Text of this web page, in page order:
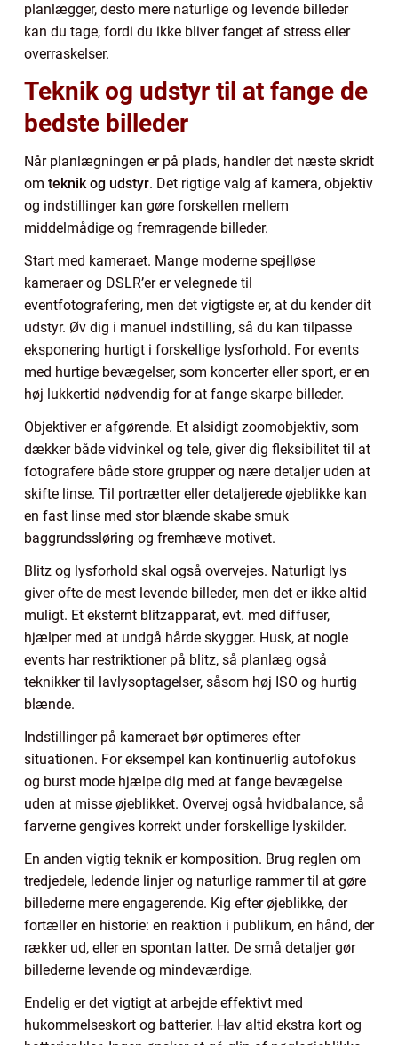
planlægger, desto mere naturlige og levende billeder
kan du tage, fordi du ikke bliver fanget af stress eller
overraskelser.
Teknik og udstyr til at fange de
bedste billeder
Når planlægningen er på plads, handler det næste skridt
om teknik og udstyr. Det rigtige valg af kamera, objektiv
og indstillinger kan gøre forskellen mellem
middelmådige og fremragende billeder.
Start med kameraet. Mange moderne spejlløse
kameraer og DSLR’er er velegnede til
eventfotografering, men det vigtigste er, at du kender dit
udstyr. Øv dig i manuel indstilling, så du kan tilpasse
eksponering hurtigt i forskellige lysforhold. For events
med hurtige bevægelser, som koncerter eller sport, er en
høj lukkertid nødvendig for at fange skarpe billeder.
Objektiver er afgørende. Et alsidigt zoomobjektiv, som
dækker både vidvinkel og tele, giver dig fleksibilitet til at
fotografere både store grupper og nære detaljer uden at
skifte linse. Til portrætter eller detaljerede øjeblikke kan
en fast linse med stor blænde skabe smuk
baggrundssløring og fremhæve motivet.
Blitz og lysforhold skal også overvejes. Naturligt lys
giver ofte de mest levende billeder, men det er ikke altid
muligt. Et eksternt blitzapparat, evt. med diffuser,
hjælper med at undgå hårde skygger. Husk, at nogle
events har restriktioner på blitz, så planlæg også
teknikker til lavlysoptagelser, såsom høj ISO og hurtig
blænde.
Indstillinger på kameraet bør optimeres efter
situationen. For eksempel kan kontinuerlig autofokus
og burst mode hjælpe dig med at fange bevægelse
uden at misse øjeblikket. Overvej også hvidbalance, så
farverne gengives korrekt under forskellige lyskilder.
En anden vigtig teknik er komposition. Brug reglen om
tredjedele, ledende linjer og naturlige rammer til at gøre
billederne mere engagerende. Kig efter øjeblikke, der
fortæller en historie: en reaktion i publikum, en hånd, der
rækker ud, eller en spontan latter. De små detaljer gør
billederne levende og mindeværdige.
Endelig er det vigtigt at arbejde effektivt med
hukommelseskort og batterier. Hav altid ekstra kort og